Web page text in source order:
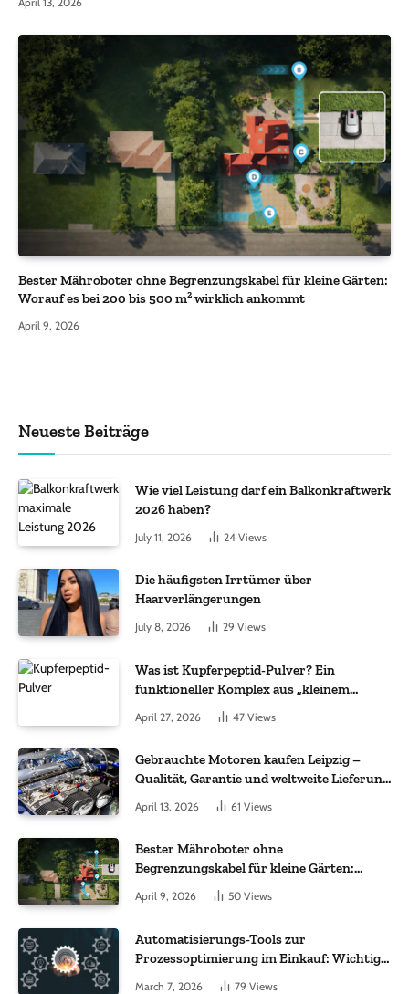
Bester Mähroboter ohne Begrenzungskabel für kleine Gärten:
Worauf es bei 200 bis 500 m² wirklich ankommt
April 9, 2026
Neueste Beiträge
Wie viel Leistung darf ein Balkonkraftwerk
2026 haben?
July 11, 2026 24 Views
Die häufigsten Irrtümer über
Haarverlängerungen
July 8, 2026 29 Views
Was ist Kupferpeptid-Pulver? Ein
funktioneller Komplex aus „kleinem
Molekül + Metall“
April 27, 2026 47 Views
Gebrauchte Motoren kaufen Leipzig –
Qualität, Garantie und weltweite Lieferung
April 13, 2026 61 Views
Bester Mähroboter ohne
Begrenzungskabel für kleine Gärten:
Worauf es bei 200 bis 500 m² wirklich
ankommt
April 9, 2026 50 Views
Automatisierungs-Tools zur
Prozessoptimierung im Einkauf: Wichtige
Funktionen, auf die Sie achten sollten
March 7, 2026 79 Views